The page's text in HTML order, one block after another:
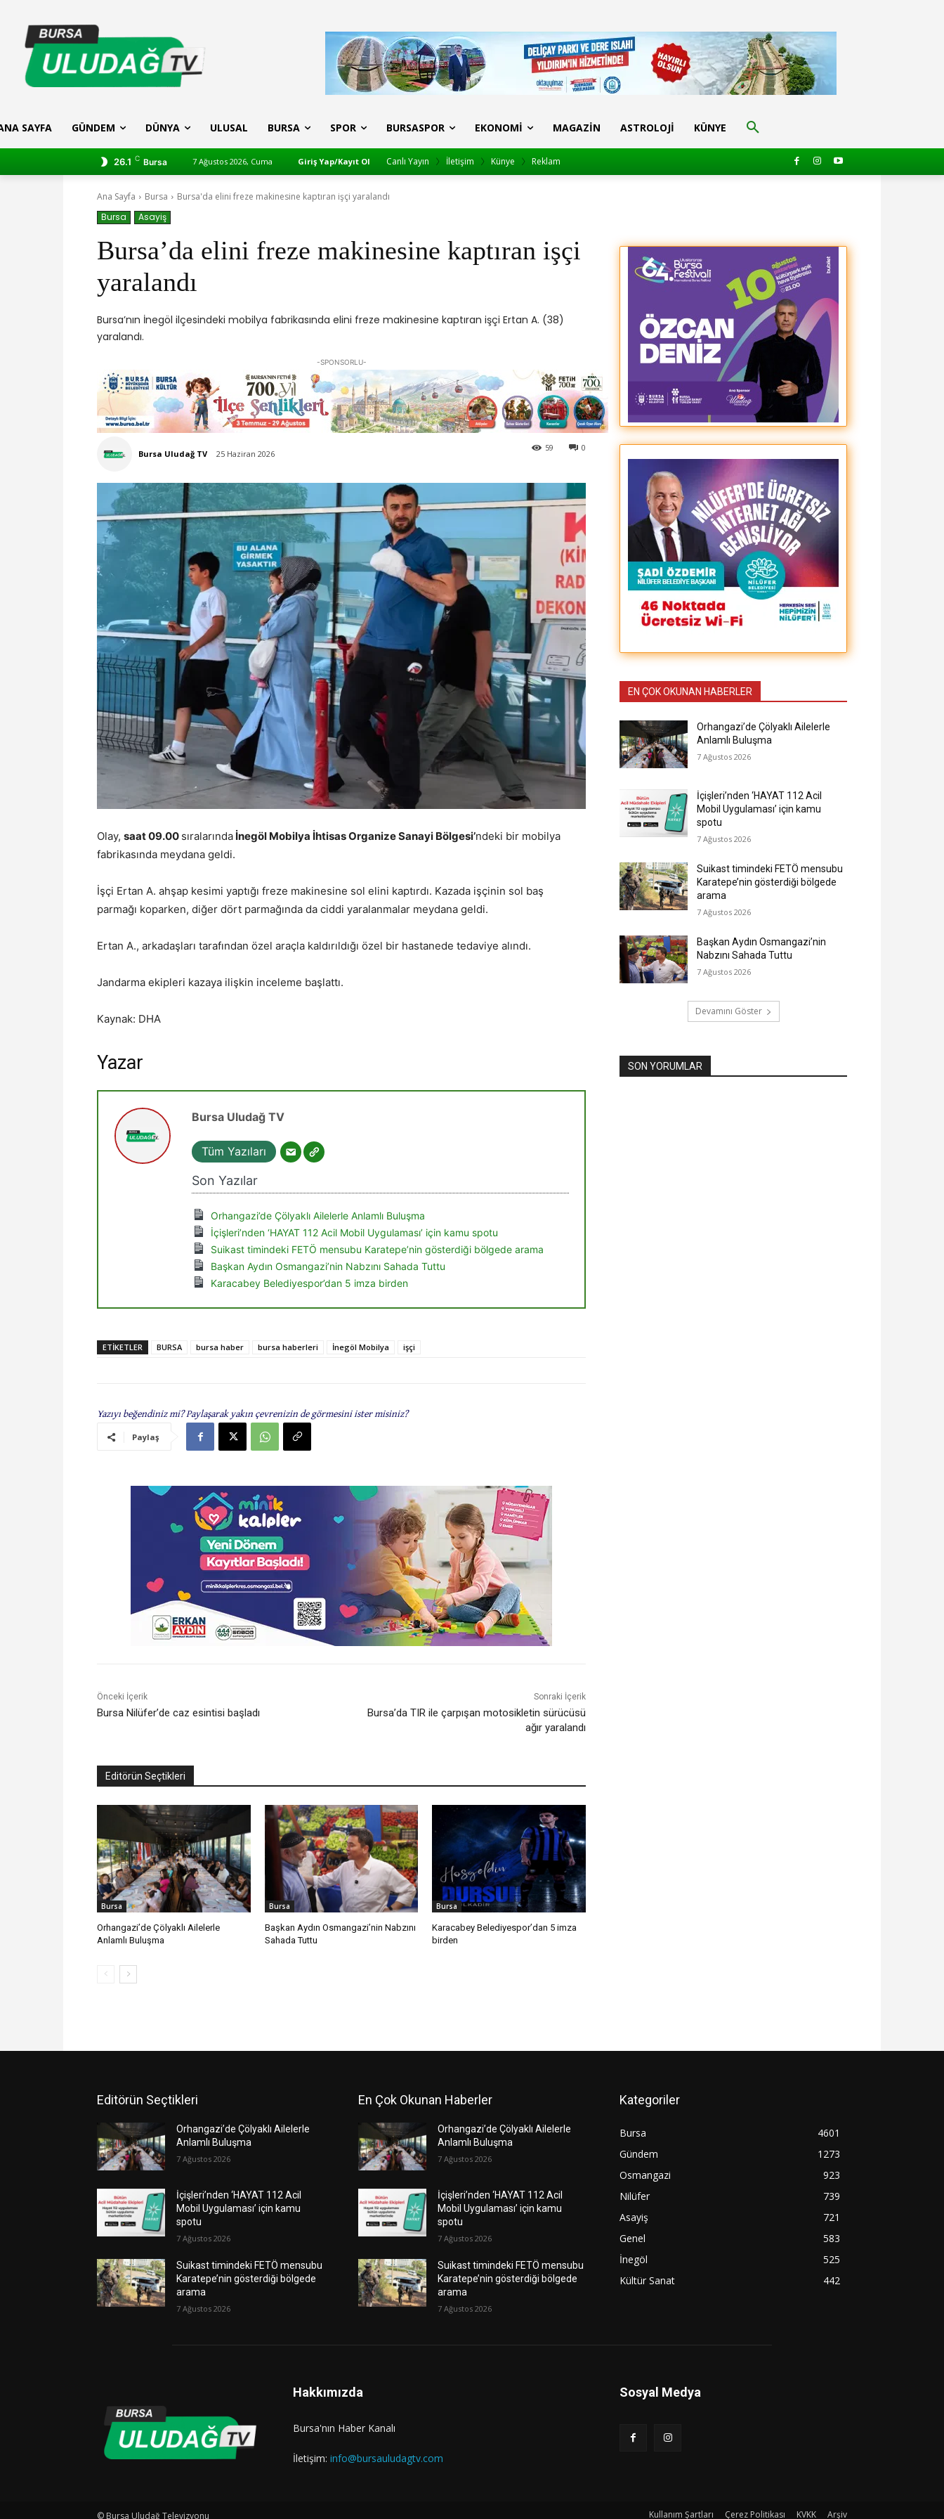
SAYFA GÜNDEM DÜNYA ULUSAL BURSA SPOR BURSASPOR EKONOMI MAGAZIN ASTROLOJI KÜNYE
26.1 C Bursa 7 Ağustos 2026, Cuma Giriş Yap/Kayıt Ol Canlı Yayın İletişim Künye Reklam
Ana Sayfa Bursa
Bursa'da elini freze makinesine kaptıran işçi yaralandı
Bursa
Asayiş
Bursa’da elini freze makinesine kaptıran işçi
yaralandı
Bursa’nın İnegöl ilçesindeki mobilya fabrikasında elini freze makinesine kaptıran işçi Ertan A. (38)
yaralandı.
-SPONSORLU-
Bursa Uludağ TV 25 Haziran 2026
0
59
Olay, saat 09.00 sıralarında İnegöl Mobilya İhtisas Organize Sanayi Bölgesi’ndeki bir mobilya
fabrikasında meydana geldi.
İşçi Ertan A. ahşap kesimi yaptığı freze makinesine sol elini kaptırdı. Kazada işçinin sol baş
parmağı koparken, diğer dört parmağında da ciddi yaralanmalar meydana geldi.
Ertan A., arkadaşları tarafından özel araçla kaldırıldığı özel bir hastanede tedaviye alındı.
Jandarma ekipleri kazaya ilişkin inceleme başlattı.
Kaynak: DHA
Yazar
Bursa Uludağ TV
Tüm Yazıları
Son Yazılar
Orhangazi’de Çölyaklı Ailelerle Anlamlı Buluşma
İçişleri’nden ‘HAYAT 112 Acil Mobil Uygulaması’ için kamu spotu
Suikast timindeki FETÖ mensubu Karatepe’nin gösterdiği bölgede arama
Başkan Aydın Osmangazi’nin Nabzını Sahada Tuttu
Karacabey Belediyespor’dan 5 imza birden
ETIKETLER BURSA bursa haber bursa haberleri İnegöl Mobilya işçi
Yazıyı beğendiniz mi? Paylaşarak yakın çevrenizin de görmesini ister misiniz?
Paylaş
Önceki İçerik
Bursa Nilüfer’de caz esintisi başladı
Sonraki İçerik
Bursa’da TIR ile çarpışan motosikletin sürücüsü
ağır yaralandı
Editörün Seçtikleri
Bursa
Orhangazi’de Çölyaklı Ailelerle
Anlamlı Buluşma
Bursa
Başkan Aydın Osmangazi’nin Nabzını
Sahada Tuttu
Bursa
Karacabey Belediyespor’dan 5 imza
birden
EN ÇOK OKUNAN HABERLER
Orhangazi’de Çölyaklı Ailelerle
Anlamlı Buluşma
7 Ağustos 2026
İçişleri’nden ‘HAYAT 112 Acil
Mobil Uygulaması’ için kamu
spotu
7 Ağustos 2026
Suikast timindeki FETÖ mensubu
Karatepe’nin gösterdiği bölgede
arama
7 Ağustos 2026
Başkan Aydın Osmangazi’nin
Nabzını Sahada Tuttu
7 Ağustos 2026
Devamını Göster
SON YORUMLAR
Editörün Seçtikleri
Orhangazi’de Çölyaklı Ailelerle
Anlamlı Buluşma
7 Ağustos 2026
İçişleri’nden ‘HAYAT 112 Acil
Mobil Uygulaması’ için kamu
spotu
7 Ağustos 2026
Suikast timindeki FETÖ mensubu
Karatepe’nin gösterdiği bölgede
arama
7 Ağustos 2026
En Çok Okunan Haberler
Orhangazi’de Çölyaklı Ailelerle
Anlamlı Buluşma
7 Ağustos 2026
İçişleri’nden ‘HAYAT 112 Acil
Mobil Uygulaması’ için kamu
spotu
7 Ağustos 2026
Suikast timindeki FETÖ mensubu
Karatepe’nin gösterdiği bölgede
arama
7 Ağustos 2026
Kategoriler
Bursa
4601
Gündem
1273
Osmangazi
923
Nilüfer
739
Asayiş
721
Genel
583
İnegöl
525
Kültür Sanat
442
Hakkımızda
Bursa'nın Haber Kanalı
İletişim: info@bursauludagtv.com
Sosyal Medya
© Bursa Uludağ Televizyonu Kullanım Şartları Çerez Politikası KVKK Arşiv